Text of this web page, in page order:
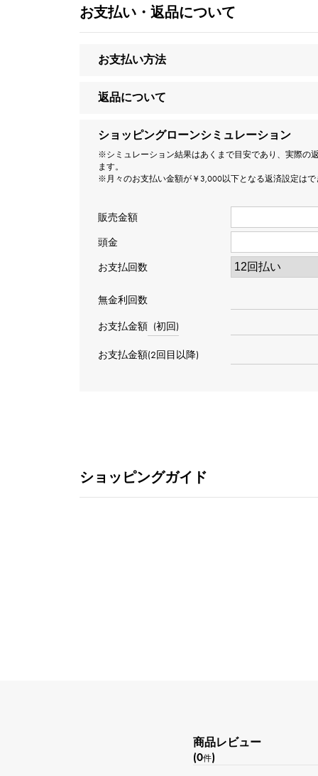
お支払い・返品について
お支払い方法
返品について
ショッピングローンシミュレーション
※シミュレーション結果はあくまで目安であり、実際の
ます。
※月々のお支払い金額が￥3,000以下となる返済設定はで
販売金額
頭金
お支払回数
無金利回数
お支払金額 (初回)
お支払金額(2回目以降)
ショッピングガイド
商品レビュー
(0件)